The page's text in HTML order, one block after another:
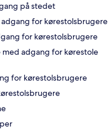
på stedet
for kørestolsbrugere
for kørestolsbrugere
adgang for kørestole
for kørestolsbrugere